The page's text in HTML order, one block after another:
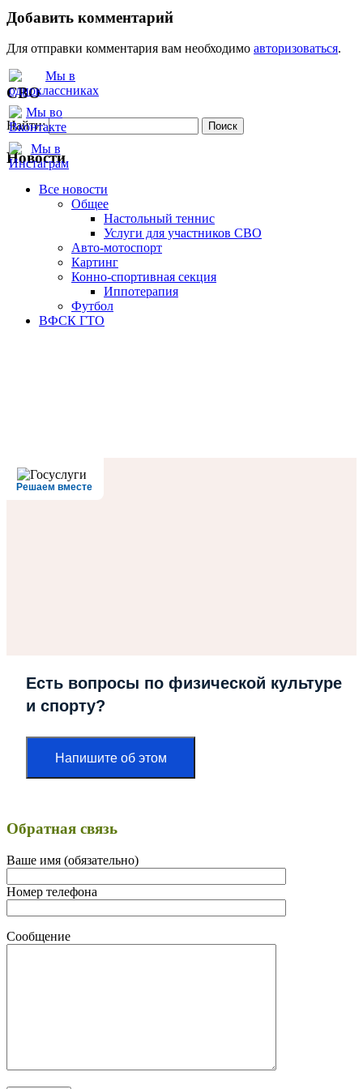
Добавить комментарий
Для отправки комментария вам необходимо авторизоваться.
СВО
Найти:
Новости
Все новости
Oбщее
Настольный теннис
Услуги для участников СВО
Авто-мотоспорт
Картинг
Конно-спортивная секция
Иппотерапия
Футбол
ВФСК ГТО
Решаем вместе
Есть вопросы по физической культуре
и спорту?
Напишите об этом
Обратная связь
Ваше имя (обязательно)
Номер телефона
Сообщение